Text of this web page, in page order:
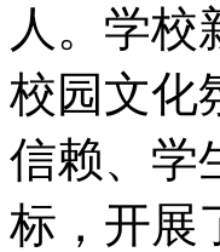
人。学校
校园文化
信赖、学
标，开展